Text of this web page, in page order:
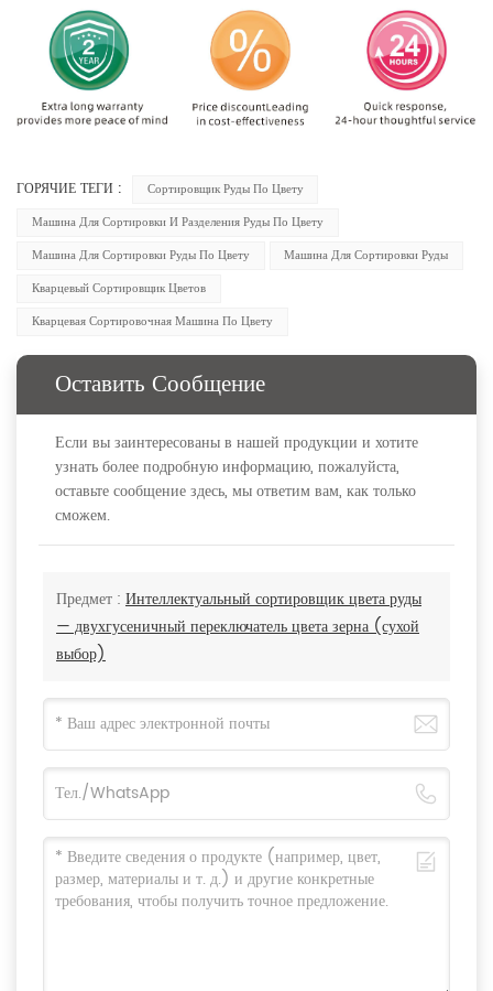
ГОРЯЧИЕ ТЕГИ :
Сортировщик Руды По Цвету
Машина Для Сортировки И Разделения Руды По Цвету
Машина Для Сортировки Руды По Цвету
Машина Для Сортировки Руды
Кварцевый Сортировщик Цветов
Кварцевая Сортировочная Машина По Цвету
Оставить Сообщение
Если вы заинтересованы в нашей продукции и хотите
узнать более подробную информацию, пожалуйста,
оставьте сообщение здесь, мы ответим вам, как только
сможем.
Предмет : Интеллектуальный сортировщик цвета руды
— двухгусеничный переключатель цвета зерна (сухой
выбор)